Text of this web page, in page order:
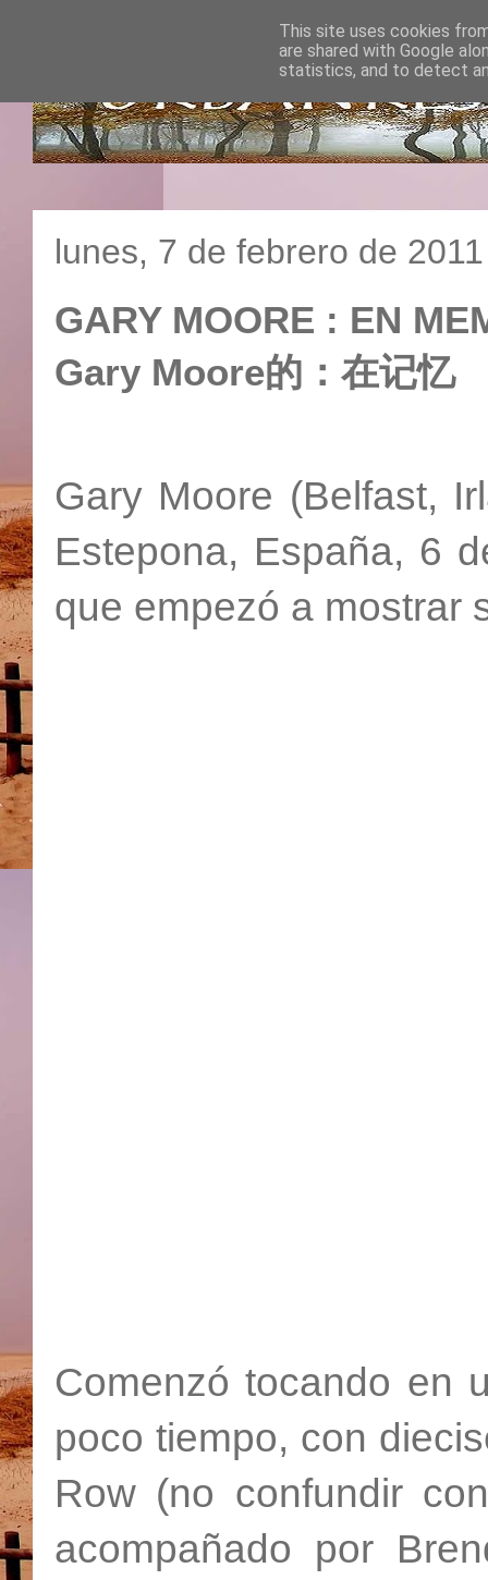
lunes, 7 de febrero de 2011
GARY MOORE : EN
Gary Moore的：在记忆
Gary Moore (Belfast,
Estepona, España, 6
que empezó a mostrar
Comenzó tocando en
poco tiempo, con
Row (no confundir
acompañado por
This site uses cookies
are shared with Google
statistics, and to detect